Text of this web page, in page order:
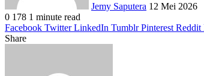
Jemy Saputera 12 Mei 2026
0 178 1 minute read
Facebook Twitter LinkedIn Tumblr Pinterest Reddit
Share